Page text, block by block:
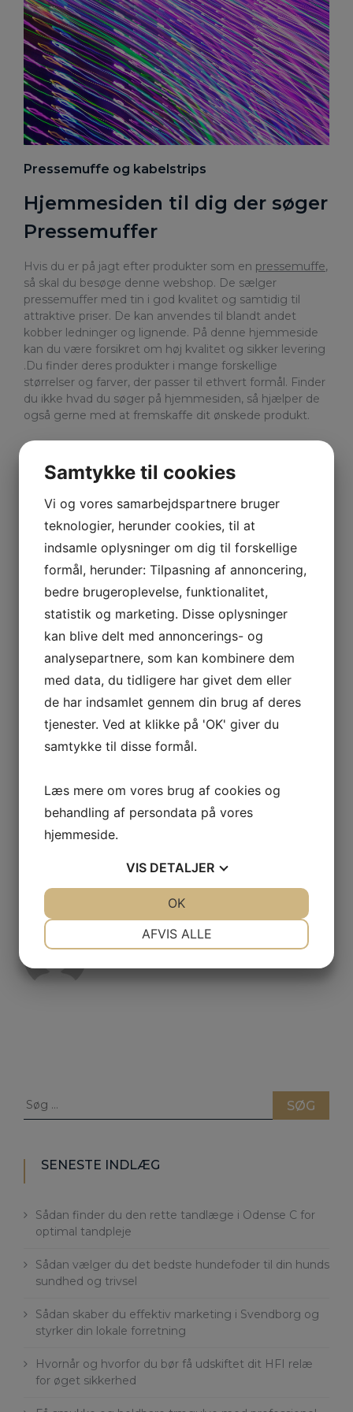
Pressemuffe og kabelstrips
Hjemmesiden til dig der søger
Pressemuffer
Hvis du er på jagt efter produkter som en pressemuffe,
så skal du besøge denne webshop. De sælger
pressemuffer med tin i god kvalitet og samtidig til
attraktive priser. De kan anvendes til blandt andet
kobber ledninger og lignende. På denne hjemmeside
kan du være forsikret om høj kvalitet og sikker levering
.Du finder deres produkter i mange forskellige
størrelser og farver, der passer til ethvert formål. Finder
du ikke hvad du søger på hjemmesiden, så hjælper de
også gerne med at fremskaffe dit ønskede produkt.
farver
Kabelstrips er en hel videnskab på
denne hjemmeside. De har et
kæmpe udvalg af alle former for
kvaliteter, materialer, størrelser og
farver. De sælgerkabelstripssom
kan tåle meget høje og meget lave
temperaturer uden at miste
funktionen og kvaliteten. Se deres
udvalg på hjemmesiden.
Virksomheden har erfaring siden
1974 hvilket er din garanti for
ordentlige produkter. De kan
fremskaffe alle produkter og
leverer hurtigt og sikkert.
Indlægsnavigation
Haveanlæg
Lækre Ophold I
Jylland
rasmus
Søg
efter:
SENESTE INDLÆG
Sådan finder du den rette tandlæge i Odense C for
optimal tandpleje
Sådan vælger du det bedste hundefoder til din hunds
sundhed og trivsel
Sådan skaber du effektiv marketing i Svendborg og
styrker din lokale forretning
Hvornår og hvorfor du bør få udskiftet dit HFI relæ
for øget sikkerhed
Samtykke til cookies
Vi og vores samarbejdspartnere bruger
teknologier, herunder cookies, til at
indsamle oplysninger om dig til forskellige
formål, herunder: Tilpasning af annoncering,
bedre brugeroplevelse, funktionalitet,
statistik og marketing. Disse oplysninger
kan blive delt med annoncerings- og
analysepartnere, som kan kombinere dem
med data, du tidligere har givet dem eller
de har indsamlet gennem din brug af deres
tjenester. Ved at klikke på 'OK' giver du
samtykke til disse formål.
Læs mere om vores brug af cookies og
behandling af persondata på vores
hjemmeside.
VIS DETALJER
AFVIS ALLE
OK